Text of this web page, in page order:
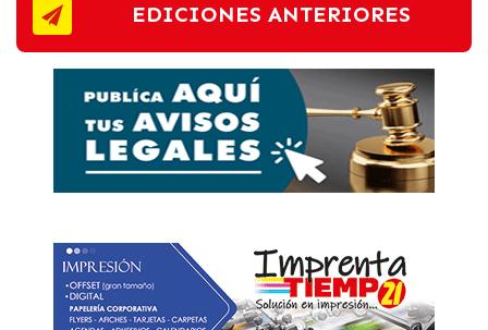
EDICIONES ANTERIORES